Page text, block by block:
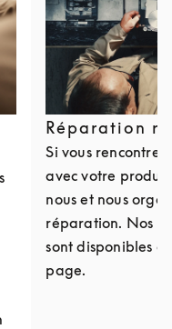
Réparation
Si vous
avec votre
nous et nous
réparation. Nos
sont disponibles
page.